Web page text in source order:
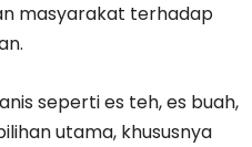
masyarakat terhadap
seperti es teh, es buah,
utama, khususnya